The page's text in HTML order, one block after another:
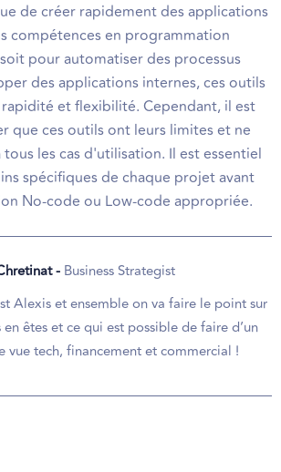
de créer rapidement des applications
compétences en programmation
pour automatiser des processus
des applications internes, ces outils
et flexibilité. Cependant, il est
que ces outils ont leurs limites et ne
les cas d'utilisation. Il est essentiel
spécifiques de chaque projet avant
No-code ou Low-code appropriée.
- Business Strategist
Alexis et ensemble on va faire le point sur
en êtes et ce qui est possible de faire d’un
vue tech, financement et commercial !